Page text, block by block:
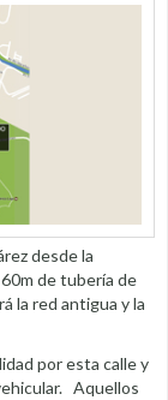
desde la
de tubería de
la red antigua y la
por esta calle y
Aquellos